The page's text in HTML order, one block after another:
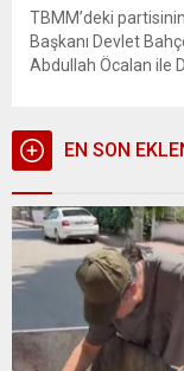
TBMM’deki
Başkanı Devlet
Abdullah Öcalan ile
grup konuşmasında
başlatan ve PKK
EN SON